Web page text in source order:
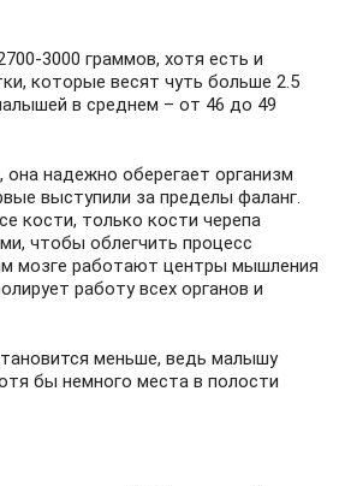
3000 граммов, хотя есть и
которые весят чуть больше 2.5
в среднем – от 46 до 49
надежно оберегает организм
выступили за пределы фаланг.
кости, только кости черепа
чтобы облегчить процесс
мозге работают центры мышления
работу всех органов и
меньше, ведь малышу
бы немного места в полости